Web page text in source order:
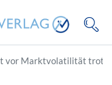
vor Marktvolatilität trotz